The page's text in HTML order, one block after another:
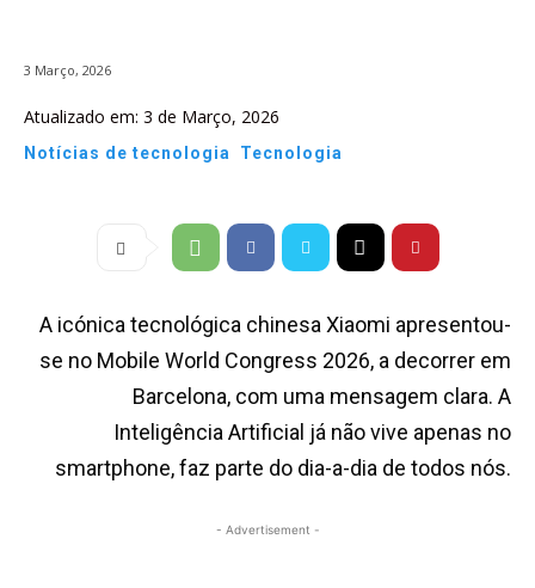
3 Março, 2026
Atualizado em: 3 de Março, 2026
Notícias de tecnologia Tecnologia
A icónica tecnológica chinesa Xiaomi apresentou-
se no Mobile World Congress 2026, a decorrer em
Barcelona, com uma mensagem clara. A
Inteligência Artificial já não vive apenas no
smartphone, faz parte do dia-a-dia de todos nós.
- Advertisement -